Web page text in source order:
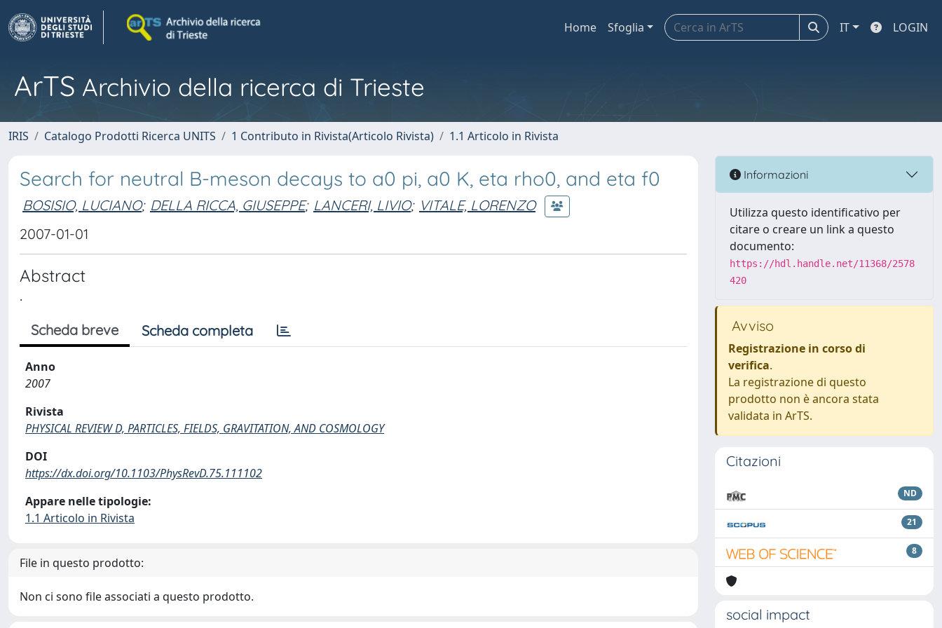
Home Sfoglia IT LOGIN
ArTS Archivio della ricerca di Trieste
IRIS Catalogo Prodotti Ricerca UNITS 1 Contributo in Rivista(Articolo Rivista) 1.1 Articolo in Rivista
Search for neutral B-meson decays to a0 pi, a0 K, eta rho0, and eta f0
BOSISIO, LUCIANO; DELLA RICCA, GIUSEPPE; LANCERI, LIVIO; VITALE, LORENZO
2007-01-01
Abstract
.
Scheda breve Scheda completa
Anno
2007
Rivista
PHYSICAL REVIEW D, PARTICLES, FIELDS, GRAVITATION, AND COSMOLOGY
DOI
https://dx.doi.org/10.1103/PhysRevD.75.111102
Appare nelle tipologie:
1.1 Articolo in Rivista
File in questo prodotto:
Non ci sono file associati a questo prodotto.
Informazioni
Utilizza questo identificativo per
citare o creare un link a questo
documento:
https://hdl.handle.net/11368/2578
420
Avviso
Registrazione in corso di
verifica.
La registrazione di questo
prodotto non è ancora stata
validata in ArTS.
Citazioni
ND
21
8
social impact